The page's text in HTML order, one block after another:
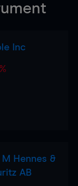
Inc
M Hennes &
AB